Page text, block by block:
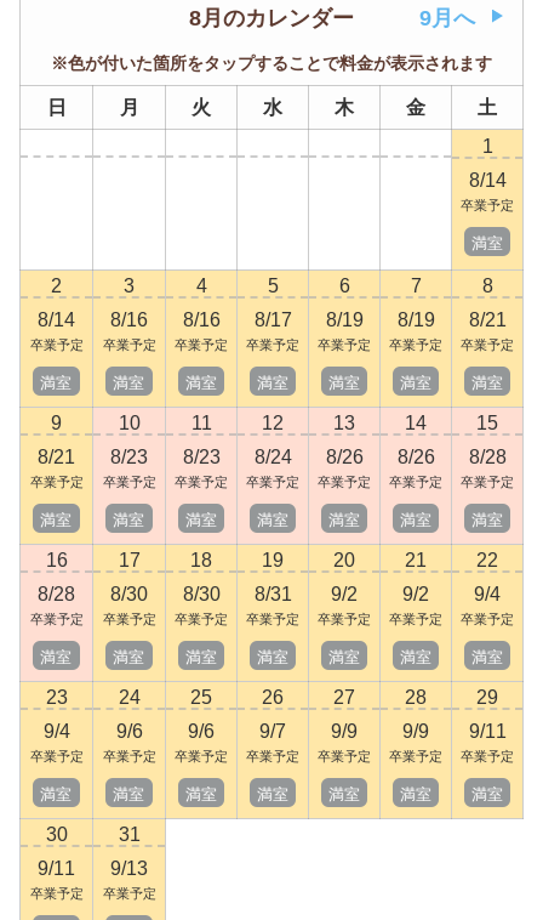
8月のカレンダー 9月へ
※色が付いた箇所をタップすることで料金が表示されます
日 月 火 水 木 金
土
1
8/14
卒業予定
満室
2
8/14
卒業予定
満室
3
8/16
卒業予定
満室
4
8/16
卒業予定
満室
5
8/17
卒業予定
満室
6
8/19
卒業予定
満室
7
8/19
卒業予定
満室
8
8/21
卒業予定
満室
9
8/21
卒業予定
満室
10
8/23
卒業予定
満室
11
8/23
卒業予定
満室
12
8/24
卒業予定
満室
13
8/26
卒業予定
満室
14
8/26
卒業予定
満室
15
8/28
卒業予定
満室
16
8/28
卒業予定
満室
17
8/30
卒業予定
満室
18
8/30
卒業予定
満室
19
8/31
卒業予定
満室
20
9/2
卒業予定
満室
21
9/2
卒業予定
満室
22
9/4
卒業予定
満室
23
9/4
卒業予定
満室
24
9/6
卒業予定
満室
25
9/6
卒業予定
満室
26
9/7
卒業予定
満室
27
9/9
卒業予定
満室
28
9/9
卒業予定
満室
29
9/11
卒業予定
満室
30
9/11
卒業予定
31
9/13
卒業予定